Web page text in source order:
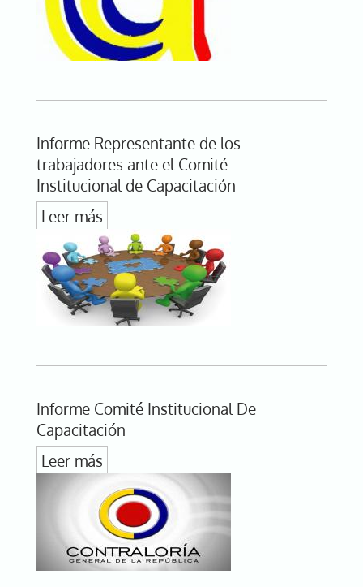
Informe Representante de los
trabajadores ante el Comité
Institucional de Capacitación
Leer más
Informe Comité Institucional De
Capacitación
Leer más